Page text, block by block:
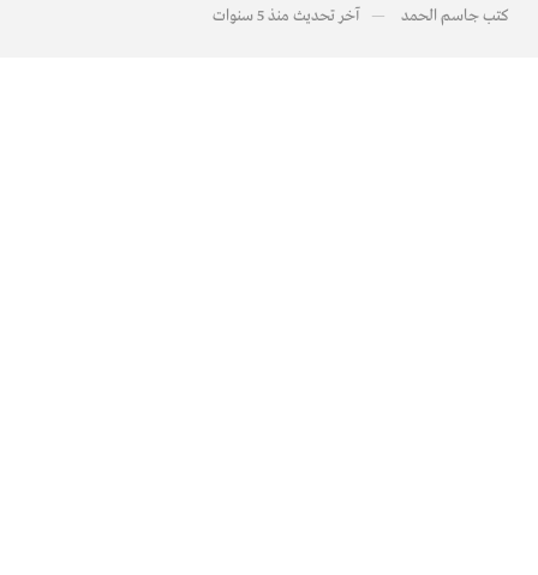
كتبجاسم الحمد آخر تحديث منذ 5 سنوات